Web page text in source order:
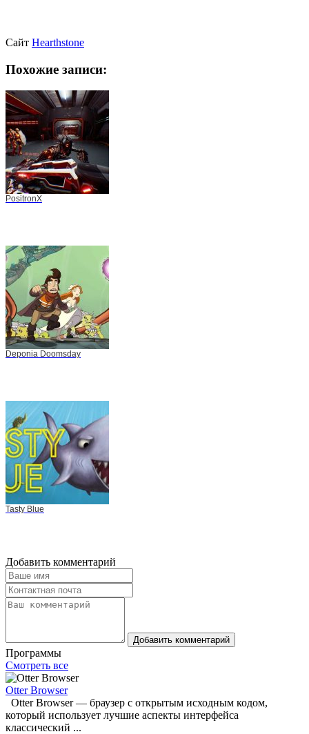
Сайт Hearthstone
Похожие записи:
PositronX
Deponia Doomsday
Tasty Blue
Добавить комментарий
Добавить комментарий
Программы
Смотреть все
Otter Browser
Otter Browser — браузер с открытым исходным кодом,
который использует лучшие аспекты интерфейса
классический ...